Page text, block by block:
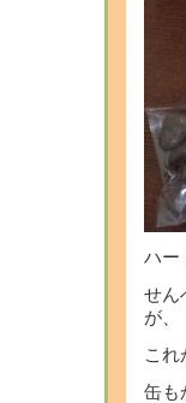
ハー
せん
が、
これ
缶も